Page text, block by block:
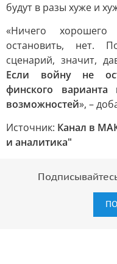
будут в разы хуже и
«Ничего
остановить, нет.
сценарий, значит,
Если войну не
финского
возможностей», –
Источник: Канал в
и аналитика"